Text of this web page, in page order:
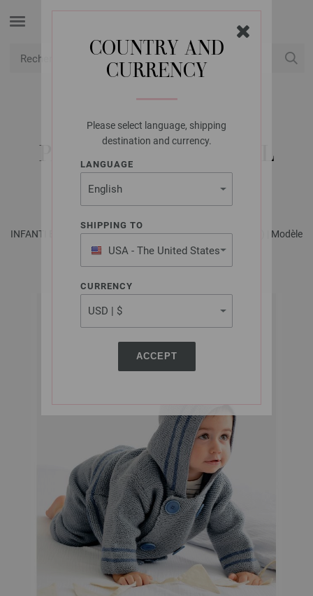
COUNTRY AND
CURRENCY
Please select language, shipping
destination and currency.
LANGUAGE
SHIPPING TO
USA - The United States
of America
CURRENCY
ACCEPT
LANA GROSSA
PALETOT COOL WOOL
BABY
INFANTI EDITION No. 1 - Magazine (DE) + Explications (FR) | Modèle
22